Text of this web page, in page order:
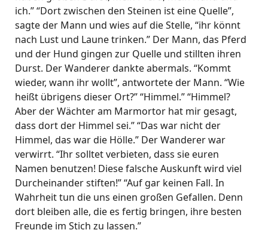
ich.” “Dort zwischen den Steinen ist eine Quelle”,
sagte der Mann und wies auf die Stelle, “ihr könnt
nach Lust und Laune trinken.” Der Mann, das Pferd
und der Hund gingen zur Quelle und stillten ihren
Durst. Der Wanderer dankte abermals. “Kommt
wieder, wann ihr wollt”, antwortete der Mann. “Wie
heißt übrigens dieser Ort?” “Himmel.” “Himmel?
Aber der Wächter am Marmortor hat mir gesagt,
dass dort der Himmel sei.” “Das war nicht der
Himmel, das war die Hölle.” Der Wanderer war
verwirrt. “Ihr solltet verbieten, dass sie euren
Namen benutzen! Diese falsche Auskunft wird viel
Durcheinander stiften!” “Auf gar keinen Fall. In
Wahrheit tun die uns einen großen Gefallen. Denn
dort bleiben alle, die es fertig bringen, ihre besten
Freunde im Stich zu lassen.”